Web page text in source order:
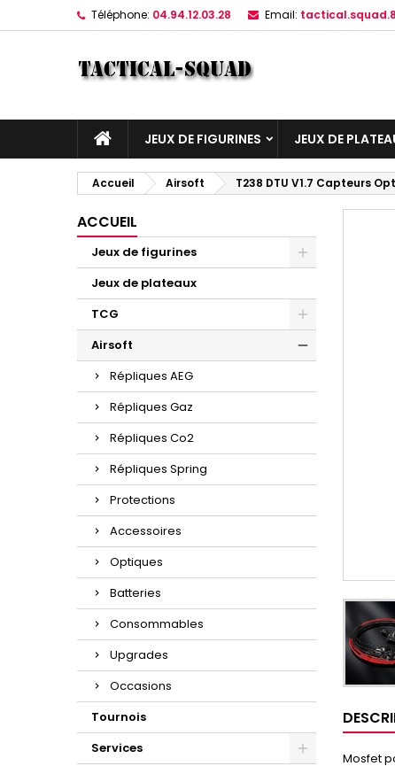
Téléphone: 04.94.12.03.28 Email:
JEUX DE FIGURINES JEUX DE
Accueil Airsoft T238 DTU V1.7 Capteurs
ACCUEIL
Jeux de figurines
Jeux de plateaux
TCG
Airsoft
Répliques AEG
Répliques Gaz
Répliques Co2
Répliques Spring
Protections
Accessoires
Optiques
Batteries
Consommables
Upgrades
Occasions
Tournois
Services
Mosfet